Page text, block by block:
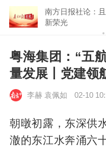
南方日报社论：
新荣光
粤海集团：“五
量发展丨党建领
李赫 袁佩如 02-10
朝暾初露，东深供
澈的东江水奔涌六